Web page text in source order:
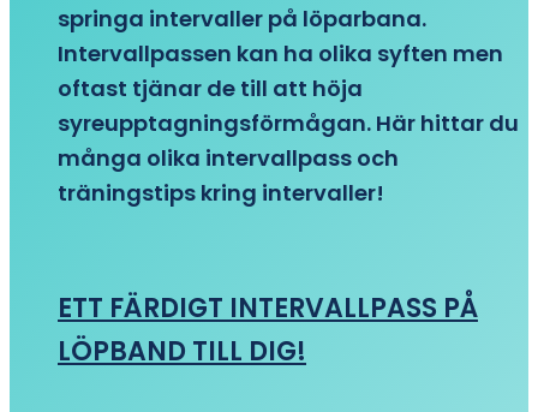
springa intervaller på löparbana.
Intervallpassen kan ha olika syften men
oftast tjänar de till att höja
syreupptagningsförmågan. Här hittar du
många olika intervallpass och
träningstips kring intervaller!
ETT FÄRDIGT INTERVALLPASS PÅ
LÖPBAND TILL DIG!